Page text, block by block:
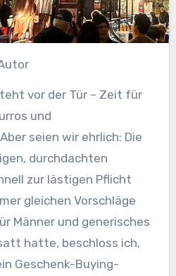
und
seien wir ehrlich: Die
durchdachten
zur lästigen Pflicht
gleichen Vorschläge
Männer und generisches
hatte, beschloss ich,
Geschenk-Buying-